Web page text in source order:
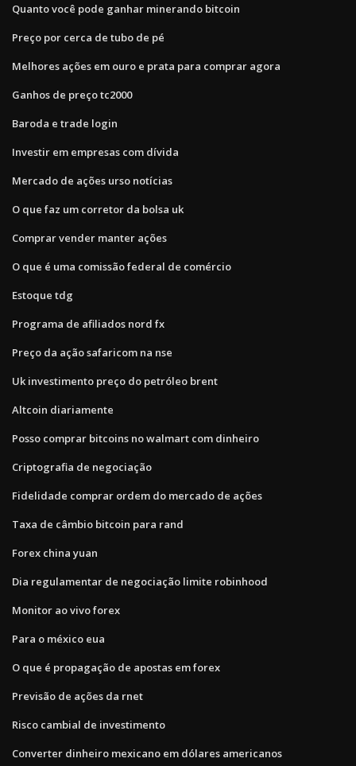
Quanto você pode ganhar minerando bitcoin
Preço por cerca de tubo de pé
Melhores ações em ouro e prata para comprar agora
Ganhos de preço tc2000
Baroda e trade login
Investir em empresas com dívida
Mercado de ações urso notícias
O que faz um corretor da bolsa uk
Comprar vender manter ações
O que é uma comissão federal de comércio
Estoque tdg
Programa de afiliados nord fx
Preço da ação safaricom na nse
Uk investimento preço do petróleo brent
Altcoin diariamente
Posso comprar bitcoins no walmart com dinheiro
Criptografia de negociação
Fidelidade comprar ordem do mercado de ações
Taxa de câmbio bitcoin para rand
Forex china yuan
Dia regulamentar de negociação limite robinhood
Monitor ao vivo forex
Para o méxico eua
O que é propagação de apostas em forex
Previsão de ações da rnet
Risco cambial de investimento
Converter dinheiro mexicano em dólares americanos